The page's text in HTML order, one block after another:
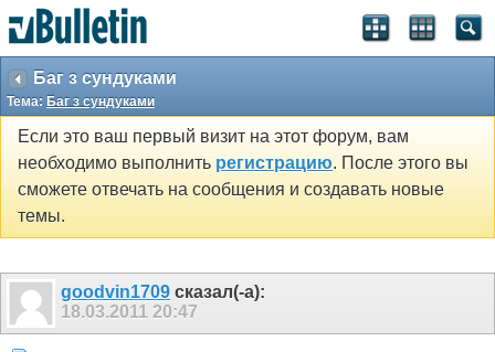
Баг з сундуками
Тема: Баг з сундуками
Если это ваш первый визит на этот форум, вам
необходимо выполнить регистрацию. После этого вы
сможете отвечать на сообщения и создавать новые
темы.
goodvin1709 сказал(-а):
18.03.2011 20:47